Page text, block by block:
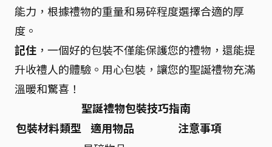
能力，根據禮物的重量和易碎程度選擇合適的厚
度。
記住 ，一個好的包裝不僅能保護您的禮物，還能提
升收禮人的體驗。用心包裝，讓您的聖誕禮物充滿
溫暖和驚喜！
聖誕禮物包裝技巧指南
包裝材料類型
適用物品
注意事項